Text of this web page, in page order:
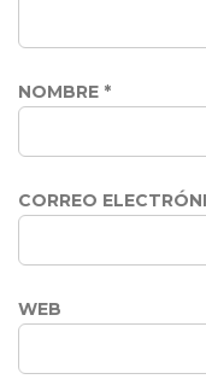
NOMBRE *
CORREO
WEB